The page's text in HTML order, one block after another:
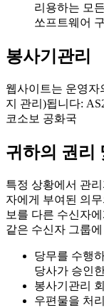
리용하는 모
쏘프트웨어
봉사기관리
웹사이트는 운영자
지 관리)됩니다:
코소보 공화국
귀하의 권리
특정 상황에서 관
자에게 부여된 의
보를 다른 수신자
같은 수신자 그룹
당무를 수행
당사가 승인
봉사기관리
우편물을 처